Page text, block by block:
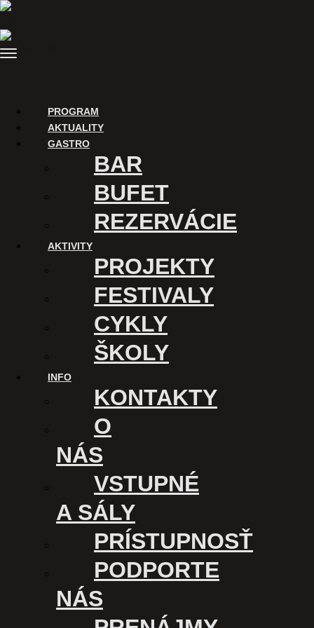
Preskočiť
obsah
Menu
PROGRAM
AKTUALITY
GASTRO
BAR
BUFET
REZERVÁCIE
AKTIVITY
PROJEKTY
FESTIVALY
CYKLY
ŠKOLY
INFO
KONTAKTY
O
NÁS
VSTUPNÉ
A SÁLY
PRÍSTUPNOSŤ
PODPORTE
NÁS